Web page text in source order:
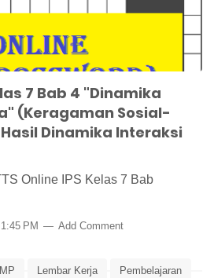
7 Bab 4 "Dinamika
(Keragaman Sosial-
Dinamika Interaksi
Online IPS Kelas 7 Bab
1:45 PM Add Comment
Lembar Kerja Pembelajaran